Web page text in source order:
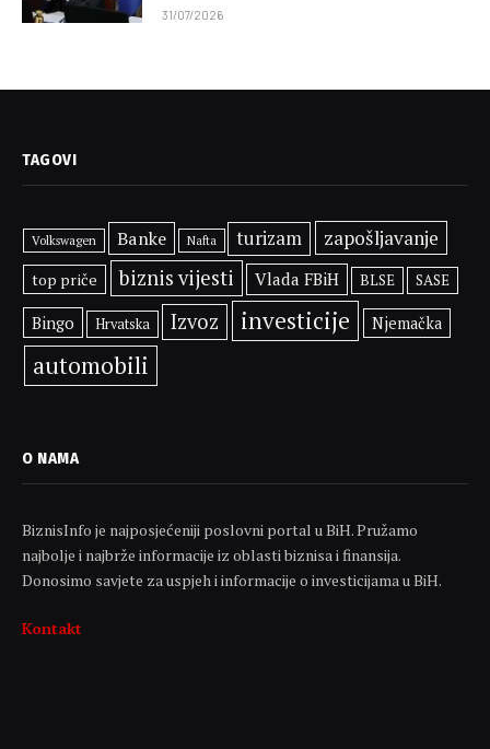
31/07/2026
TAGOVI
Volkswagen Banke Nafta turizam zapošljavanje
top priče biznis vijesti Vlada FBiH BLSE SASE
Bingo Hrvatska Izvoz investicije Njemačka
automobili
O NAMA
BiznisInfo je najposjećeniji poslovni portal u BiH. Pružamo
najbolje i najbrže informacije iz oblasti biznisa i finansija.
Donosimo savjete za uspjeh i informacije o investicijama u BiH.
Kontakt